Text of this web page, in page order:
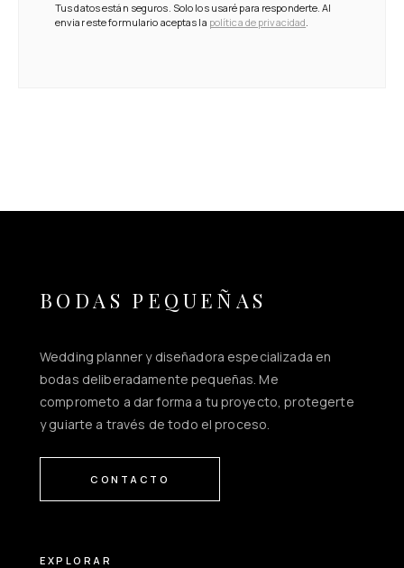
Tus datos están seguros. Solo los usaré para responderte. Al
enviar este formulario aceptas la política de privacidad.
BODAS PEQUEÑAS
Wedding planner y diseñadora especializada en
bodas deliberadamente pequeñas. Me
comprometo a dar forma a tu proyecto, protegerte
y guiarte a través de todo el proceso.
CONTACTO
EXPLORAR